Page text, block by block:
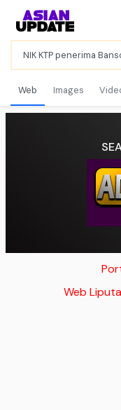
Web Images
Web